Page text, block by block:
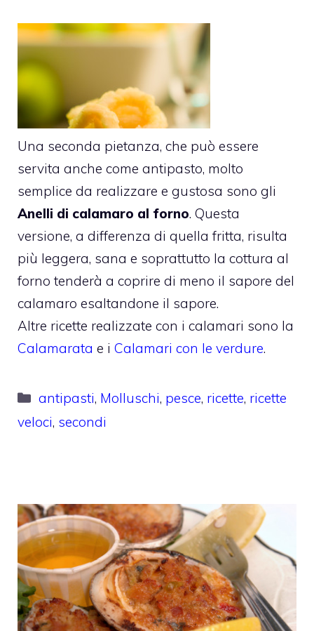
Una seconda pietanza, che può essere
servita anche come antipasto, molto
semplice da realizzare e gustosa sono gli
Anelli di calamaro al forno. Questa
versione, a differenza di quella fritta, risulta
più leggera, sana e soprattutto la cottura al
forno tenderà a coprire di meno il sapore del
calamaro esaltandone il sapore.
Altre ricette realizzate con i calamari sono la
Calamarata e i Calamari con le verdure.
Categorie
antipasti, Molluschi, pesce, ricette, ricette
veloci, secondi